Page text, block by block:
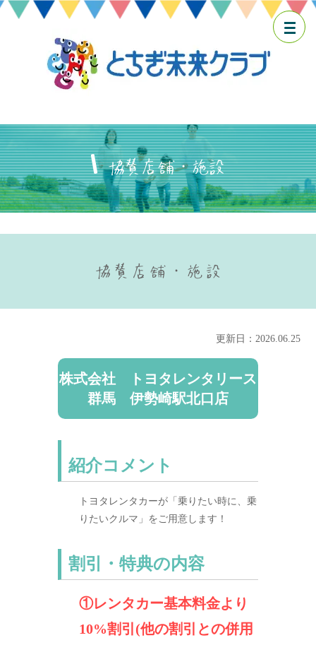
協賛店舗・施設
協賛店舗・施設
更新日：2026.06.25
株式会社 トヨタレンタリース
群馬 伊勢崎駅北口店
紹介コメント
トヨタレンタカーが「乗りたい時に、乗
りたいクルマ」をご用意します！
割引・特典の内容
①レンタカー基本料金より
10%割引(他の割引との併用